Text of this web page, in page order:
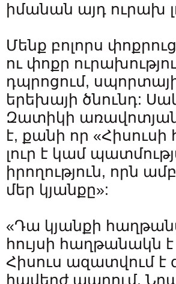
իմանան այդ ուրախ
Մենք բոլորս
ու փոքր
դպրոցում,
երեխայի ծնունդ:
Զատիկի առավոտյան
է, քանի որ «Հիսուսի
լուր է կամ
իրողություն, որն
մեր կյանքը»:
«Դա կյանքի
հույսի հաղթանակն
Հիսուս ազատվում
հավերժ ապրում. Նրա